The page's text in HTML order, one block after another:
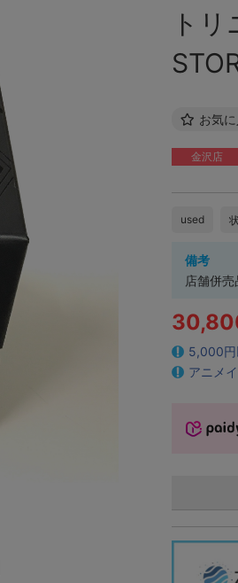
ト
お気
金沢店
used
備考
店舗併
5,000円
アニメ